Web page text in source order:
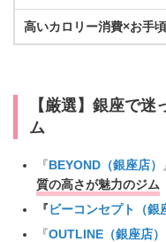
高いカロリー消費×お手
【厳選】銀座で
ム
『BEYOND（銀座店）
質の高さが魅力のジム
『ビーコンセプト（銀
『OUTLINE（銀座店）